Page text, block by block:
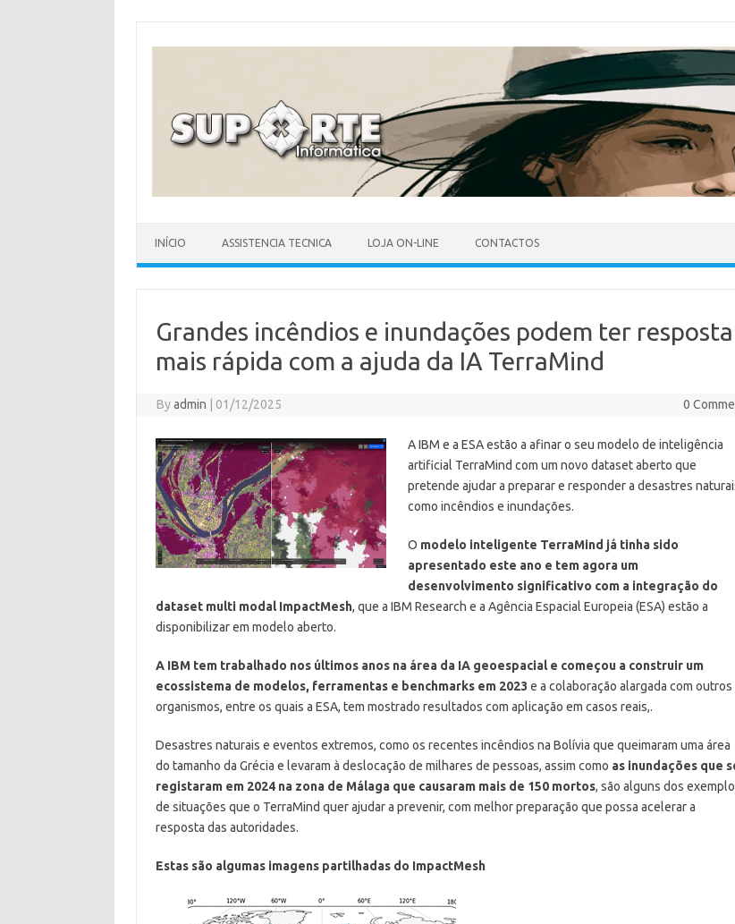
INÍCIO ASSISTENCIA TECNICA LOJA ON-LINE CONTACTOS
Grandes incêndios e inundações podem ter resposta
mais rápida com a ajuda da IA TerraMind
Byadmin 01/12/2025 0
A IBM e a ESA estão a afinar o seu modelo de inteligência
artificial TerraMind com um novo dataset aberto que
pretende ajudar a preparar e responder a desastres
como incêndios e inundações.
O modelo inteligente TerraMind já tinha sido
apresentado este ano e tem agora um
desenvolvimento significativo com a integração do
dataset multi modal ImpactMesh, que a IBM Research e a Agência Espacial Europeia (ESA) estão a
disponibilizar em modelo aberto.
A IBM tem trabalhado nos últimos anos na área da IA geoespacial e começou a construir um
ecossistema de modelos, ferramentas e benchmarks em 2023 e a colaboração alargada com outros
organismos, entre os quais a ESA, tem mostrado resultados com aplicação em casos reais,.
Desastres naturais e eventos extremos, como os recentes incêndios na Bolívia que queimaram uma área
do tamanho da Grécia e levaram à deslocação de milhares de pessoas, assim como as inundações que
registaram em 2024 na zona de Málaga que causaram mais de 150 mortos, são alguns dos
de situações que o TerraMind quer ajudar a prevenir, com melhor preparação que possa acelerar a
resposta das autoridades.
Estas são algumas imagens partilhadas do ImpactMesh